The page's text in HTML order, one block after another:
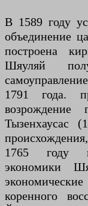
В 1589 году
объединение
построена
Шяуляй
1791 года.
возрождение
Тызенхаусас
1765 году
экономики
коренного